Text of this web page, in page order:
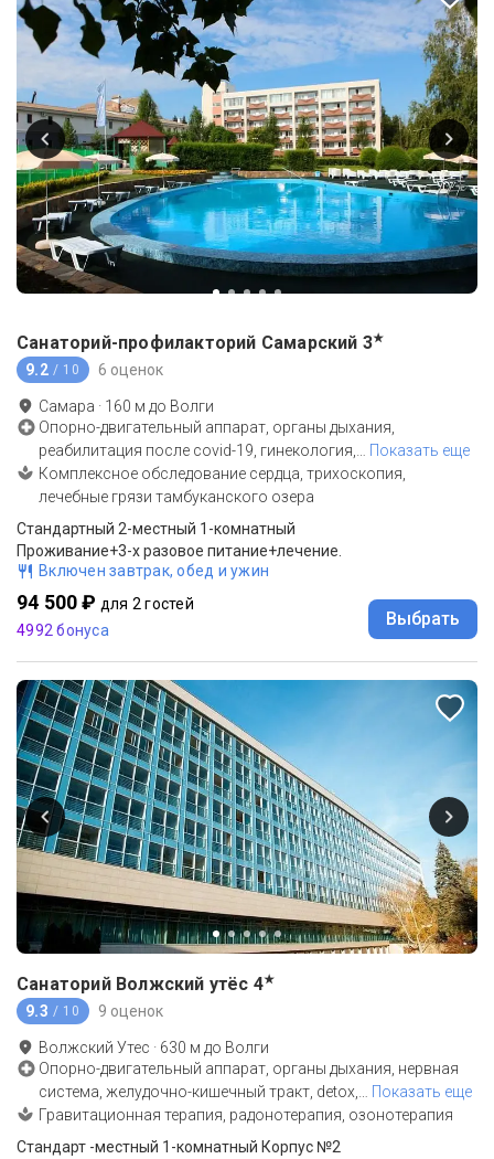
Санаторий-профилакторий Самарский 3★
9.2 / 10 6 оценок
Самара · 160 м до Волги
Опорно-двигательный аппарат, органы дыхания,
реабилитация после covid-19, гинекология,
Показать еще
Комплексное обследование сердца, трихоскопия,
лечебные грязи тамбуканского озера
Стандартный 2-местный 1-комнатный
Проживание+3-х разовое питание+лечение.
Включен завтрак, обед и ужин
94 500 ₽ для 2 гостей
4992 бонуса
Выбрать
Санаторий Волжский утёс 4★
9.3 / 10 9 оценок
Волжский Утес · 630 м до Волги
Опорно-двигательный аппарат, органы дыхания, нервная
система, желудочно-кишечный тракт, detox,… Показать еще
Гравитационная терапия, радонотерапия, озонотерапия
Стандарт -местный 1-комнатный Корпус №2